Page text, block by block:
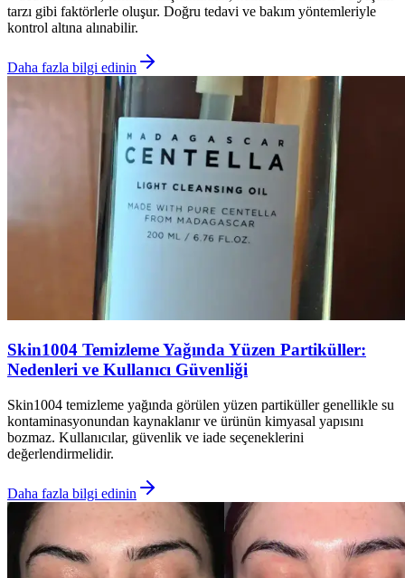
tarzı gibi faktörlerle oluşur. Doğru tedavi ve bakım yöntemleriyle
kontrol altına alınabilir.
Daha fazla bilgi edinin
Skin1004 Temizleme Yağında Yüzen Partiküller:
Nedenleri ve Kullanıcı Güvenliği
Skin1004 temizleme yağında görülen yüzen partiküller genellikle su
kontaminasyonundan kaynaklanır ve ürünün kimyasal yapısını
bozmaz. Kullanıcılar, güvenlik ve iade seçeneklerini
değerlendirmelidir.
Daha fazla bilgi edinin